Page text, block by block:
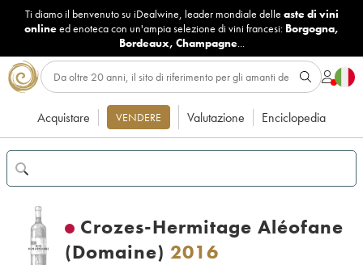
Ti diamo il benvenuto su iDealwine, leader mondiale delle aste di vini
onlineed enoteca con un'ampia selezione di vini francesi: Borgogna,
Bordeaux, Champagne...
Acquistare VENDERE Valutazione Enciclopedia
Crozes-Hermitage Aléofane
(Domaine) 2016